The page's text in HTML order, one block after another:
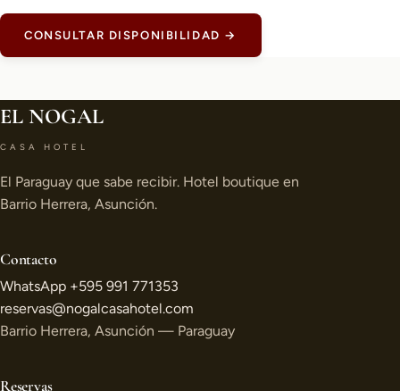
CONSULTAR DISPONIBILIDAD →
EL NOGAL
CASA HOTEL
El Paraguay que sabe recibir. Hotel boutique en
Barrio Herrera, Asunción.
Contacto
WhatsApp +595 991 771353
reservas@nogalcasahotel.com
Barrio Herrera, Asunción — Paraguay
Reservas